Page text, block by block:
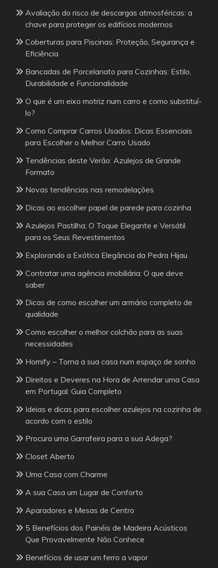
Avaliação do risco de descargas atmosféricas: a
chave para proteger os edifícios modernos
Coberturas para Piscinas: Proteção, Segurança e
Eficiência
Bancadas de Porcelanato para Cozinhas: Estilo,
Durabilidade e Funcionalidade
O que é um eixo motriz num carro e como substituí-
lo?
Como Comprar Carros Usados: Dicas Essenciais
para Escolher o Melhor Carro Usado
Tendências deste Verão: Azulejos de Grande
Formato
Novas tendências nas remodelações
Dicas ao escolher papel de parede para cozinha
Azulejos Pastilha: O Toque Elegante e Versátil
para os Seus Revestimentos
Explorando a Exótica Elegância da Pedra Hijau
Contratar uma agência imobiliária: O que deve
saber
Dicas de como escolher um armário completo de
qualidade
Como escolher o melhor colchão para as suas
necessidades
Homify – Torna a sua casa num espaço de sonho
Direitos e Deveres na Hora de Arrendar uma Casa
em Portugal: Guia Completo
Ideias e dicas para escolher azulejos na cozinha de
acordo com o estilo
Procura uma Garrafeira para a sua Adega?
Closet Aberto
Uma Casa com Charme
A sua Casa um Lugar de Conforto
Aparadores e Mesas de Centro
5 Benefícios dos Painéis de Madeira Acústicos
Que Provavelmente Não Conhece
Benefícios de usar um ferro a vapor